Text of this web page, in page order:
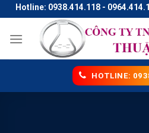
Skip
to
content
0938.414.118 - 0964.414.118
HOTLINE: